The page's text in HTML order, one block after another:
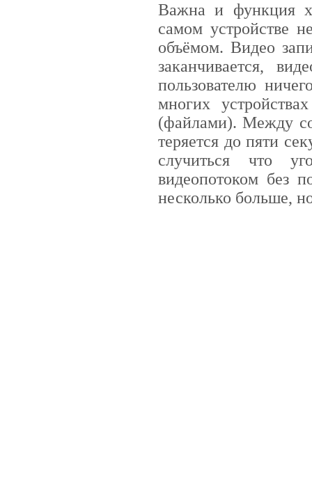
Важна и функция
самом устройстве
объёмом. Видео
заканчивается,
пользователю
многих
(файлами). Между
теряется до пяти
случиться что
видеопотоком без
несколько больше,